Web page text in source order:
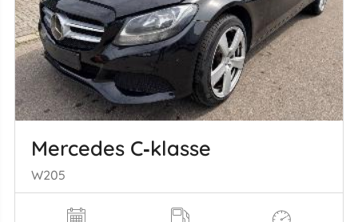
Mercedes C‑klasse
W205